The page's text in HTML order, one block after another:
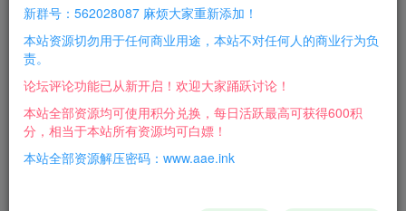
游戏介绍：
有完整端】
支持系统：Win7Win1064位占用空间：压缩包【14G】解压
后【21G】
支持网络：离线断网本地纯单机 【电脑配置越高越流畅】
新群号：562028087 麻烦大家重新添加！
本站资源切勿用于任何商业用途，本站不对任何人的商业行为负
责。
论坛评论功能已从新开启！欢迎大家踊跃讨论！
本站全部资源均可使用积分兑换，每日活跃最高可获得600积
分，相当于本站所有资源均可白嫖！
本站全部资源解压密码：www.aae.ink